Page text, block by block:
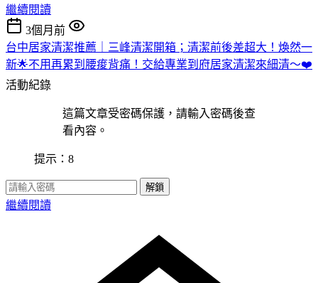
繼續閱讀
3個月前
台中居家清潔推薦｜三峰清潔開箱；清潔前後差超大！煥然一
新🌟不用再累到腰痠背痛！交給專業到府居家清潔來細清～❤️
活動紀錄
這篇文章受密碼保護，請輸入密碼後查
看內容。
提示：8
解鎖
繼續閱讀